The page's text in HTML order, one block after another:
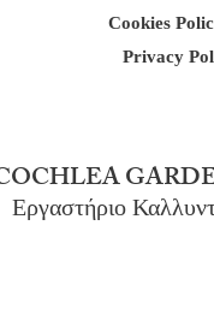
Cookies
Privacy
Εργαστήριο